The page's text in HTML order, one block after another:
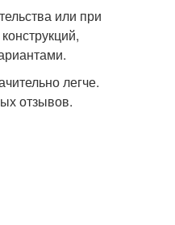
или при
легче.
отзывов.